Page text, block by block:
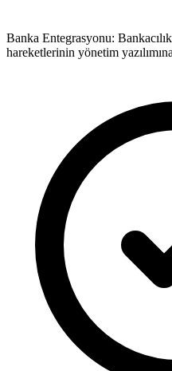
Banka Entegrasyonu:
hareketlerinin yönetim